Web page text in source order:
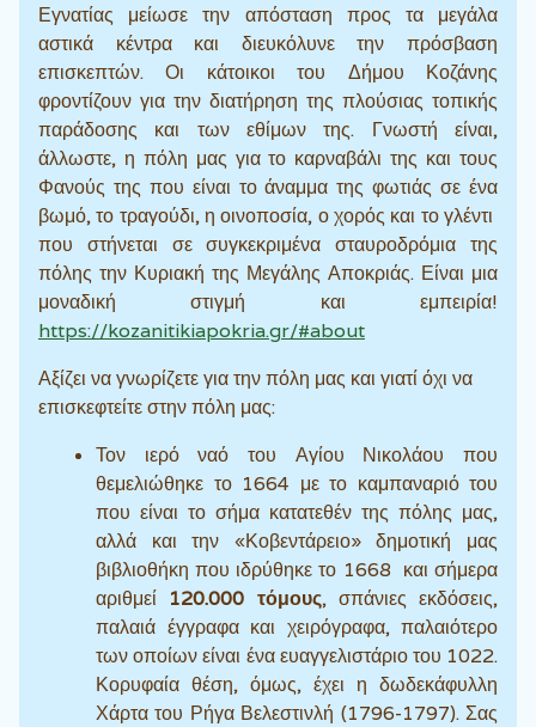
Εγνατίας μείωσε την απόσταση προς τα μεγάλα
αστικά κέντρα και διευκόλυνε την πρόσβαση
επισκεπτών. Οι κάτοικοι του Δήμου Κοζάνης
φροντίζουν για την διατήρηση της πλούσιας τοπικής
παράδοσης και των εθίμων της. Γνωστή είναι,
άλλωστε, η πόλη μας για το καρναβάλι της και τους
Φανούς της που είναι το άναμμα της φωτιάς σε ένα
βωμό, το τραγούδι, η οινοποσία, ο χορός και το γλέντι
που στήνεται σε συγκεκριμένα σταυροδρόμια της
πόλης την Κυριακή της Μεγάλης Αποκριάς. Είναι μια
μοναδική στιγμή και εμπειρία!
https://kozanitikiapokria.gr/#about
Αξίζει να γνωρίζετε για την πόλη μας και γιατί όχι να
επισκεφτείτε στην πόλη μας:
Τον ιερό ναό του Αγίου Νικολάου που
θεμελιώθηκε το 1664 με το καμπαναριό του
που είναι το σήμα κατατεθέν της πόλης μας,
αλλά και την «Κοβεντάρειο» δημοτική μας
βιβλιοθήκη που ιδρύθηκε το 1668 και σήμερα
αριθμεί 120.000 τόμους, σπάνιες εκδόσεις,
παλαιά έγγραφα και χειρόγραφα, παλαιότερο
των οποίων είναι ένα ευαγγελιστάριο του 1022.
Κορυφαία θέση, όμως, έχει η δωδεκάφυλλη
Χάρτα του Ρήγα Βελεστινλή (1796-1797). Σας